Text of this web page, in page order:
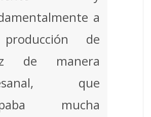
a
de
de manera
que
mucha